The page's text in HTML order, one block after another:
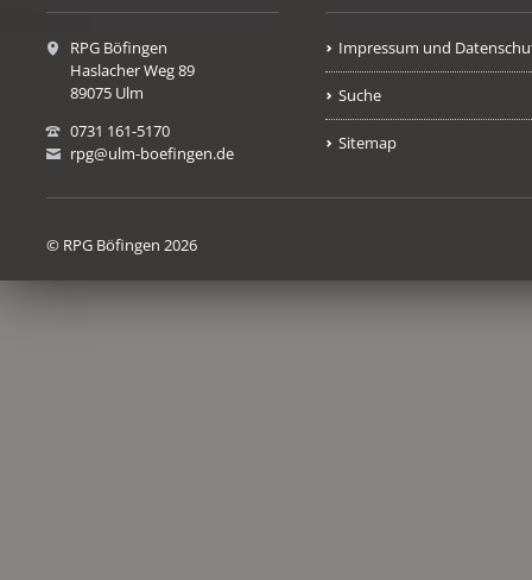
RPG Böfingen
Haslacher Weg 89
89075 Ulm
0731 161-5170
rpg@ulm-boefingen.de
Impressum und
Suche
Sitemap
© RPG Böfingen 2026